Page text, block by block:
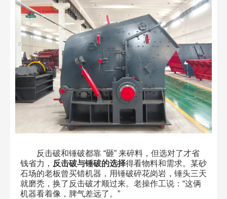
反击破和锤破都靠 “砸” 来碎料，但选对了才省
钱省力， 反击破与锤破的选择得看物料和需求。某砂
石场的老板曾买错机器，用锤破碎花岗岩，锤头三天
就磨秃，换了反击破才顺过来。老操作工说：“这俩
机器看着像，脾气差远了。”​